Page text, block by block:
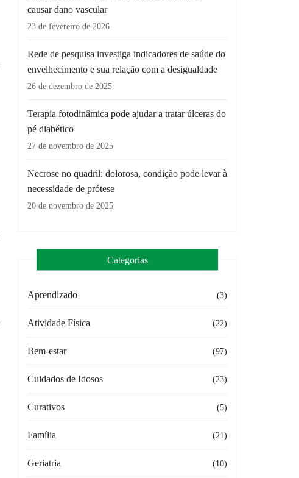
causar dano vascular
23 de fevereiro de 2026
Rede de pesquisa investiga indicadores de saúde do
envelhecimento e sua relação com a desigualdade
26 de dezembro de 2025
Terapia fotodinâmica pode ajudar a tratar úlceras do
pé diabético
27 de novembro de 2025
Necrose no quadril: dolorosa, condição pode levar à
necessidade de prótese
20 de novembro de 2025
Categorias
Aprendizado (3)
Atividade Física (22)
Bem-estar (97)
Cuidados de Idosos (23)
Curativos (5)
Família (21)
Geriatria (10)